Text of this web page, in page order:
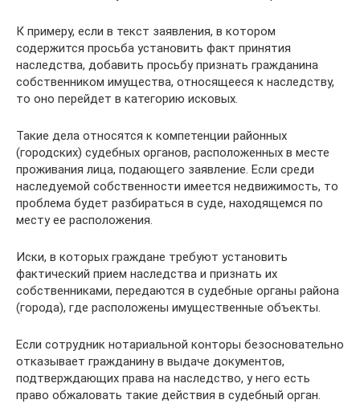
К примеру, если в текст заявления, в котором
содержится просьба установить факт принятия
наследства, добавить просьбу признать гражданина
собственником имущества, относящееся к наследству,
то оно перейдет в категорию исковых.
Такие дела относятся к компетенции районных
(городских) судебных органов, расположенных в месте
проживания лица, подающего заявление. Если среди
наследуемой собственности имеется недвижимость, то
проблема будет разбираться в суде, находящемся по
месту ее расположения.
Иски, в которых граждане требуют установить
фактический прием наследства и признать их
собственниками, передаются в судебные органы района
(города), где расположены имущественные объекты.
Если сотрудник нотариальной конторы безосновательно
отказывает гражданину в выдаче документов,
подтверждающих права на наследство, у него есть
право обжаловать такие действия в судебный орган.